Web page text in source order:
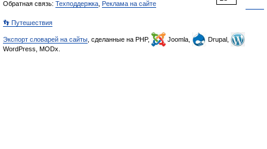
Обратная связь: Техподдержка Реклама на сайте
👣 Путешествия
Экспорт словарей на сайты , сделанные на PHP, Joomla,
Drupal,
WordPress, MODx.